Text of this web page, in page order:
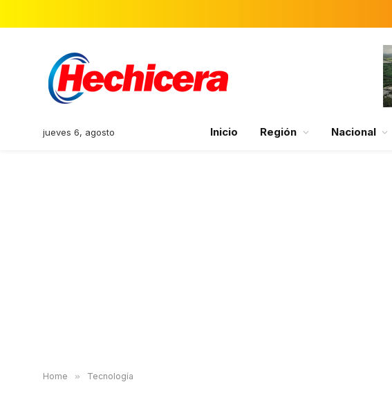
jueves 6, agosto Inicio Región Nacional
Home » Tecnología